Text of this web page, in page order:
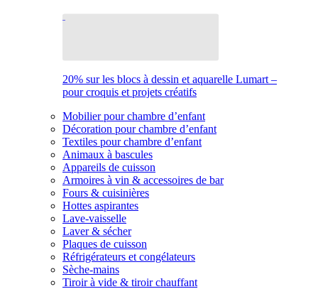
20% sur les blocs à dessin et aquarelle Lumart –
pour croquis et projets créatifs
Mobilier pour chambre d’enfant
Décoration pour chambre d’enfant
Textiles pour chambre d’enfant
Animaux à bascules
Appareils de cuisson
Armoires à vin & accessoires de bar
Fours & cuisinières
Hottes aspirantes
Lave-vaisselle
Laver & sécher
Plaques de cuisson
Réfrigérateurs et congélateurs
Sèche-mains
Tiroir à vide & tiroir chauffant